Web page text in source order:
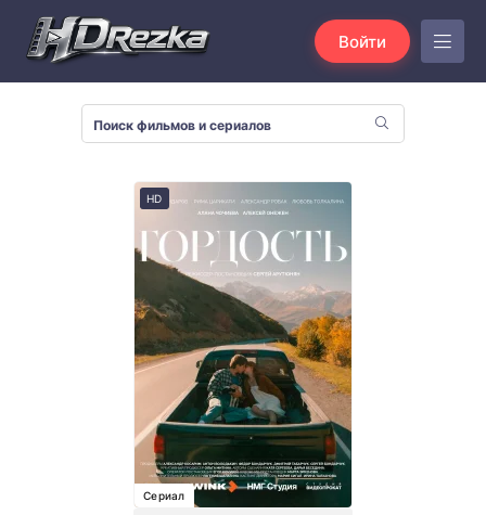
Войти
HD
Сериал